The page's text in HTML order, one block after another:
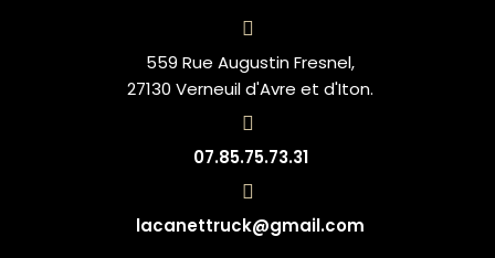
559 Rue Augustin Fresnel,
27130 Verneuil d'Avre et d'Iton.
07.85.75.73.31
lacanettruck@gmail.com